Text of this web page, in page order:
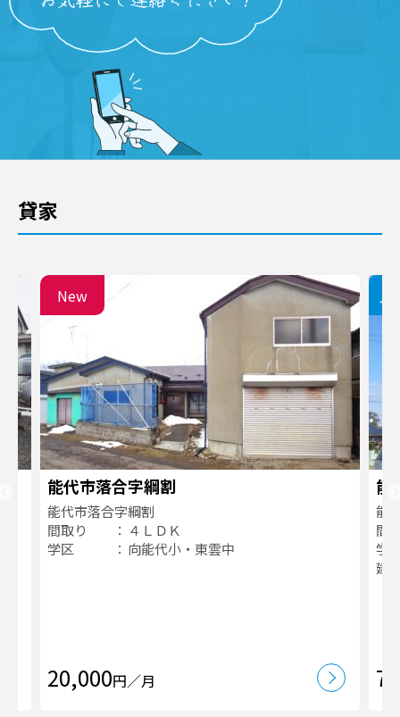
貸家
New
能代市落合字綱割
能代市落合字綱割
間取り
４ＬＤＫ
学区
向能代小・東雲中
20,000円／月
能
能
間
学
建